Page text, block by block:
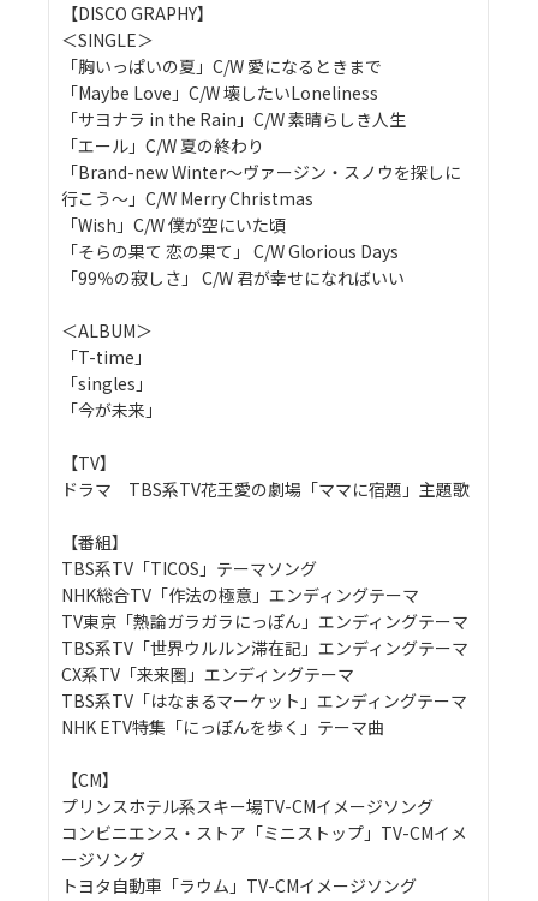
【DISCO GRAPHY】
＜SINGLE＞
「胸いっぱいの夏」C/W 愛になるときまで
「Maybe Love」C/W 壊したいLoneliness
「サヨナラ in the Rain」C/W 素晴らしき人生
「エール」C/W 夏の終わり
「Brand-new Winter〜ヴァージン・スノウを探しに
行こう〜」C/W Merry Christmas
「Wish」C/W 僕が空にいた頃
「そらの果て 恋の果て」 C/W Glorious Days
「99％の寂しさ」 C/W 君が幸せになればいい
＜ALBUM＞
「T-time」
「singles」
「今が未来」
【TV】
ドラマ TBS系TV花王愛の劇場「ママに宿題」主題歌
【番組】
TBS系TV「TICOS」テーマソング
NHK総合TV「作法の極意」エンディングテーマ
TV東京「熱論ガラガラにっぽん」エンディングテーマ
TBS系TV「世界ウルルン滞在記」エンディングテーマ
CX系TV「来来圏」エンディングテーマ
TBS系TV「はなまるマーケット」エンディングテーマ
NHK ETV特集「にっぽんを歩く」テーマ曲
【CM】
プリンスホテル系スキー場TV-CMイメージソング
コンビニエンス・ストア「ミニストップ」TV-CMイメ
ージソング
トヨタ自動車「ラウム」TV-CMイメージソング